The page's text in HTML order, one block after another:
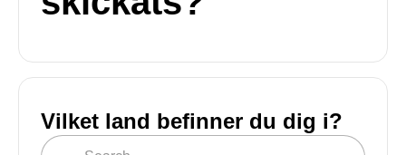
Vilket land befinner du dig i?